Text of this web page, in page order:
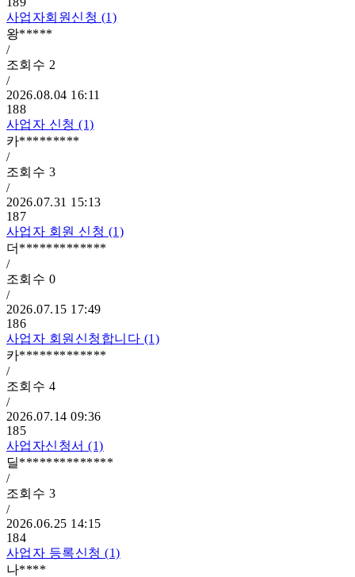
사업자회원신청 (1)
왕*****
/
조회수 2
/
2026.08.04 16:11
188
사업자 신청 (1)
카*********
/
조회수 3
/
2026.07.31 15:13
187
사업자 회원 신청 (1)
더*************
/
조회수 0
/
2026.07.15 17:49
186
사업자 회원신청합니다 (1)
카*************
/
조회수 4
/
2026.07.14 09:36
185
사업자신청서 (1)
딜**************
/
조회수 3
/
2026.06.25 14:15
184
사업자 등록신청 (1)
나****